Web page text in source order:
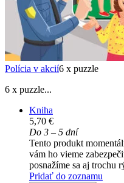
Polícia v akcií6 x puzzle
6 x puzzle...
Kniha
5,70 €
Do 3 – 5 dní
Tento produkt
vám ho vieme
posnažíme sa aj trochu
Pridať do zoznamu